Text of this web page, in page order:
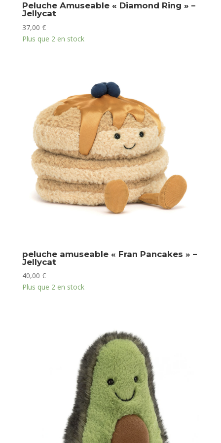
Peluche Amuseable « Diamond Ring » –
Jellycat
37,00 €
Plus que 2 en stock
peluche amuseable « Fran Pancakes » –
Jellycat
40,00 €
Plus que 2 en stock